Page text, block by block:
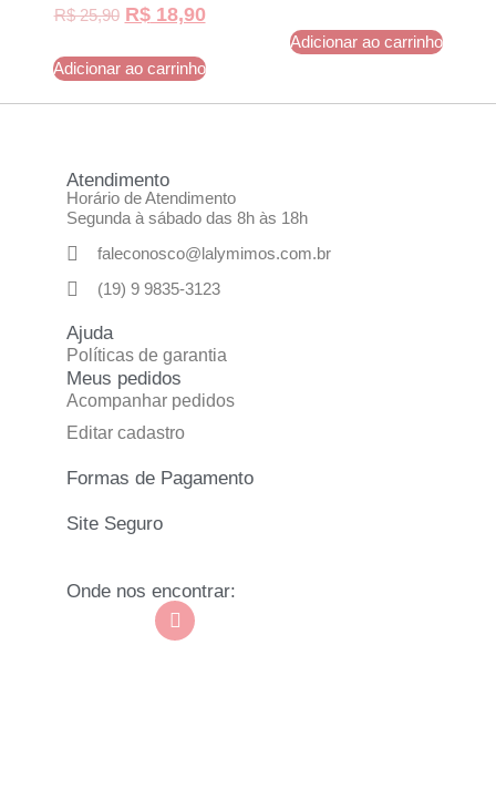
R$25,90 R$18,90
Adicionar ao carrinho
Adicionar ao carrinho
Atendimento
Horário de Atendimento
Segunda à sábado das 8h às 18h
faleconosco@lalymimos.com.br
(19) 9 9835-3123
Ajuda
Políticas de garantia
Meus pedidos
Acompanhar pedidos
Editar cadastro
Formas de Pagamento
Site Seguro
Onde nos encontrar: